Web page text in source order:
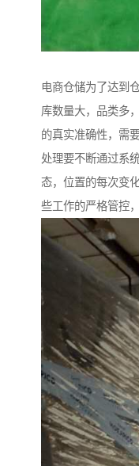
电商仓储为了达到
库数量大，品类多
的真实准确性，需
处理要不断通过系
态，位置的每次变
些工作的严格管控